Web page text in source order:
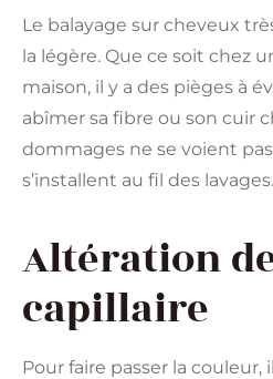
Le balayage sur cheveux
la légère. Que ce soit chez
maison, il y a des pièges à
abîmer sa fibre ou son cuir
dommages ne se voient
s’installent au fil des lavages.
Altération
capillaire
Pour faire passer la